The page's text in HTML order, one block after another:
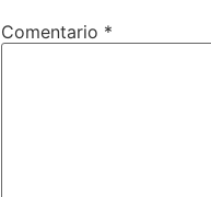
Comentario *